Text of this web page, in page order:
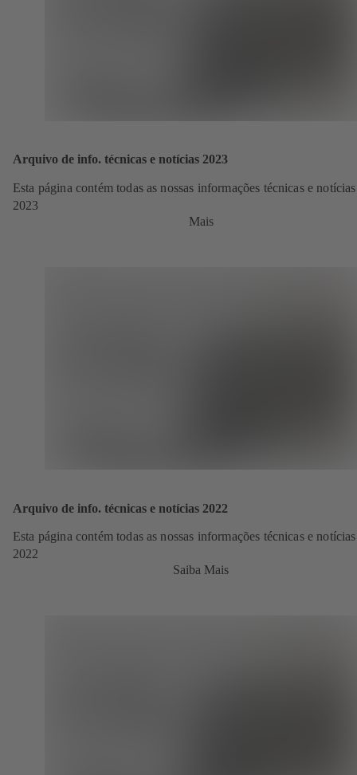
Arquivo de info. técnicas e notícias 2023
Esta página contém todas as nossas informações técnicas e
2023
Mais
Arquivo de info. técnicas e notícias 2022
Esta página contém todas as nossas informações técnicas e
2022
Saiba Mais